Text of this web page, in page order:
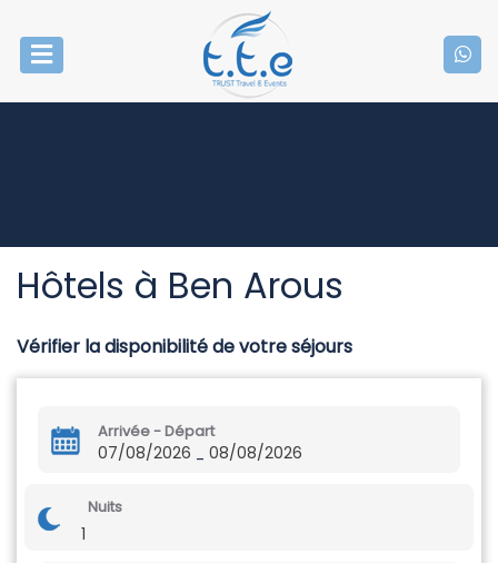
Hôtels à Ben Arous
Vérifier la disponibilité de votre séjours
Arrivée - Départ
07/08/2026 - 08/08/2026
Nuits
1